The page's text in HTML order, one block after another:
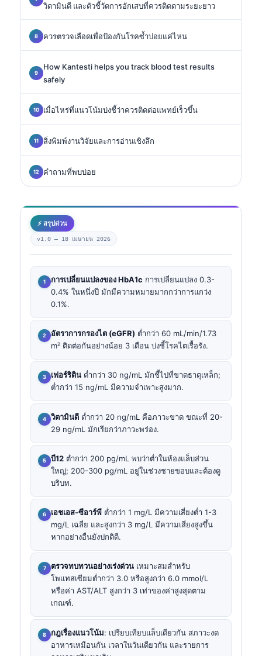
วิตามินดี และตัวชี้วัดการอักเสบที่ควรติดตามระยะยาว
ควรตรวจเลือดเพื่อป้องกันโรคซ้ำบ่อยแค่ไหน
How Kantesti helps you track blood test results
safely
เมื่อไหร่ที่แนวโน้มบ่งชี้ว่าควรติดต่อแพทย์เร็วขึ้น
สิ่งพิมพ์งานวิจัยและการอ่านเชิงลึก
คำถามที่พบบ่อย
⚡ สรุปด่วน
v1.0 — 18 เมษายน 2026
การเปลี่ยนแปลงของ HbA1c การเปลี่ยนแปลง 0.3-
0.4% ในหนึ่งปี มักมีความหมายมากกว่าการแกว่ง
0.1%.
อัตราการกรองไต (eGFR) ต่ำกว่า 60 mL/min/1.73
m² ติดต่อกันอย่างน้อย 3 เดือน บ่งชี้โรคไตเรื้อรัง.
เฟอร์ริติน ต่ำกว่า 30 ng/mL มักชี้ไปที่ขาดธาตุเหล็ก;
ต่ำกว่า 15 ng/mL มีความจำเพาะสูงมาก.
วิตามินดี ต่ำกว่า 20 ng/mL คือภาวะขาด ขณะที่ 20-
29 ng/mL มักเรียกว่าภาวะพร่อง.
บี12 ต่ำกว่า 200 pg/mL พบว่าต่ำในห้องแล็บส่วน
ใหญ่; 200-300 pg/mL อยู่ในช่วงชายขอบและต้องดู
บริบท.
เอชเอส-ซีอาร์พี ต่ำกว่า 1 mg/L มีความเสี่ยงต่ำ 1-3
mg/L เฉลี่ย และสูงกว่า 3 mg/L มีความเสี่ยงสูงขึ้น
หากอย่างอื่นยังปกติดี.
ตรวจทบทวนอย่างเร่งด่วน เหมาะสมสำหรับ
โพแทสเซียมต่ำกว่า 3.0 หรือสูงกว่า 6.0 mmol/L
หรือค่า AST/ALT สูงกว่า 3 เท่าของค่าสูงสุดตาม
เกณฑ์.
กฎเรื่องแนวโน้ม: เปรียบเทียบแล็บเดียวกัน สภาวะงด
อาหารเหมือนกัน เวลาในวันเดียวกัน และรายการ